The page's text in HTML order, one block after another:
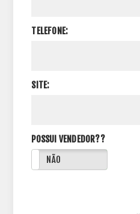
TELEFONE:
SITE:
POSSUI VENDEDOR??
NÃO